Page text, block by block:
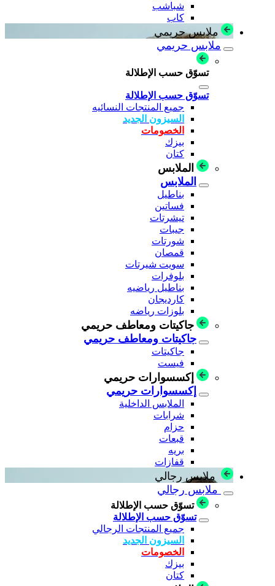
شباشب
كاب
ملابس حريمي
ملابس حريمي
تسوّق حسب الإطلالة
تسوّق حسب الإطلالة
جميع المنتجات النسائيه
السيزون الجديد
الخصومات
بيزك
كتان
الملابس
الملابس
بناطيل
فساتين
تيشرتات
جيبات
شورتات
قمصان
سويت شيرتات
بلوفرات
بناطيل رياضيه
كارديجان
بلوزات رياضه
جاكيتات ومعاطف حريمي
جاكيتات ومعاطف حريمي
جاكيتات
فيست
إكسسوارات حريمي
إكسسوارات حريمي
الملابس الداخلية
شرابات
حزام
قبعات
بريه
قفازات
ملابس رجالي
ملابس رجالي
تسوّق حسب الإطلالة
تسوّق حسب الإطلالة
جميع المنتجات الرجالي
السيزون الجديد
الخصومات
بيزك
كتان